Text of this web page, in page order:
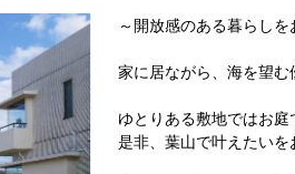
～開放感のある暮らしを
家に居ながら、海を望
ゆとりある敷地ではお庭
是非、葉山で叶えたいを